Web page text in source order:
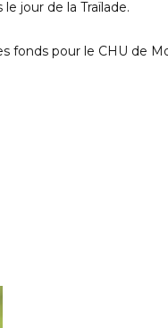
jour de la Traïlade.
fonds pour le CHU de